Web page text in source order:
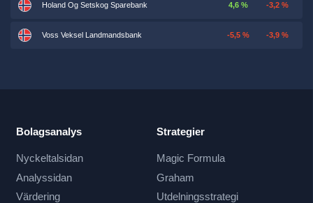
Holand Og Setskog Sparebank 4,6 % -3,2 %
Voss Veksel Landmandsbank -5,5 % -3,9 %
Bolagsanalys
Nyckeltalsidan
Analyssidan
Värdering
Strategier
Magic Formula
Graham
Utdelningsstrategi